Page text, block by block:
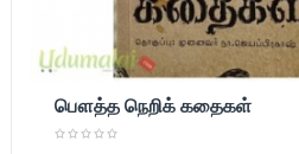
பௌத்த நெறிக் கதைகள்